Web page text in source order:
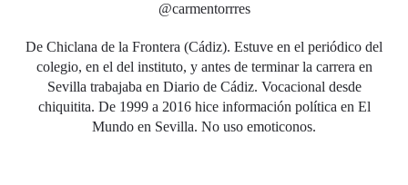
@carmentorrres
De Chiclana de la Frontera (Cádiz). Estuve en el periódico del
colegio, en el del instituto, y antes de terminar la carrera en
Sevilla trabajaba en Diario de Cádiz. Vocacional desde
chiquitita. De 1999 a 2016 hice información política en El
Mundo en Sevilla. No uso emoticonos.